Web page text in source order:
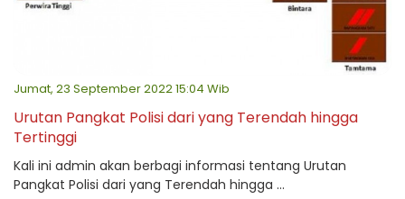
Jumat, 23 September 2022 15:04 Wib
Urutan Pangkat Polisi dari yang Terendah hingga
Tertinggi
Kali ini admin akan berbagi informasi tentang Urutan
Pangkat Polisi dari yang Terendah hingga ...